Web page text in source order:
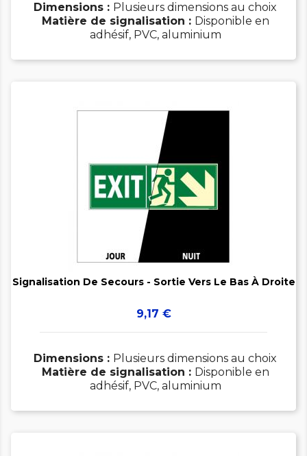
Dimensions : Plusieurs dimensions au choix
Matière de signalisation : Disponible en
adhésif, PVC, aluminium

Signalisation De Secours - Sortie Vers Le Bas À Droite
Prix
9,17 €
Dimensions : Plusieurs dimensions au choix
Matière de signalisation : Disponible en
adhésif, PVC, aluminium